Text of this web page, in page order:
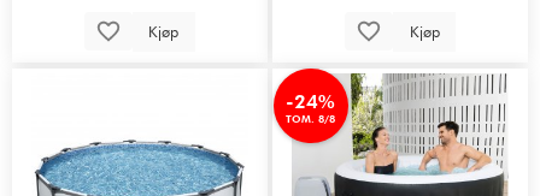
Kjøp Kjøp
-24%
TOM. 8/8